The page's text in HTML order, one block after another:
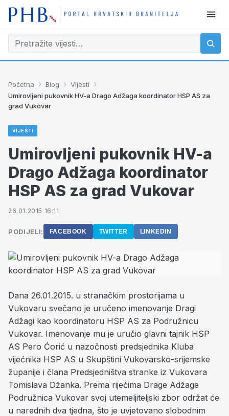
Početna › Blog › Vijesti ›
Umirovljeni pukovnik HV-a Drago Adžaga koordinator HSP AS za
grad Vukovar
VIJESTI
Umirovljeni pukovnik HV-a
Drago Adžaga koordinator
HSP AS za grad Vukovar
26.01.2015 16:11
PODIJELI: FACEBOOK TWITTER LINKEDIN
Dana 26.01.2015. u stranačkim prostorijama u
Vukovaru svečano je uručeno imenovanje Dragi
Adžagi kao koordinatoru HSP AS za Podružnicu
Vukovar. Imenovanje mu je uručio glavni tajnik HSP
AS Pero Ćorić u nazočnosti predsjednika Kluba
vijećnika HSP AS u Skupštini Vukovarsko-srijemske
županije i člana Predsjedništva stranke iz Vukovara
Tomislava Džanka. Prema riječima Drage Adžage
Podružnica Vukovar svoj utemeljiteljski zbor održat će
u narednih dva tjedna, što je uvjetovano slobodnim